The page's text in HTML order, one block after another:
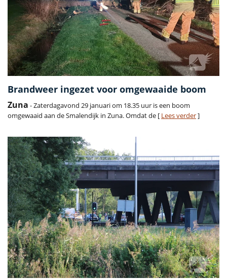
Brandweer ingezet voor omgewaaide boom
Zuna - Zaterdagavond 29 januari om 18.35 uur is een boom
omgewaaid aan de Smalendijk in Zuna. Omdat de [ Lees verder]